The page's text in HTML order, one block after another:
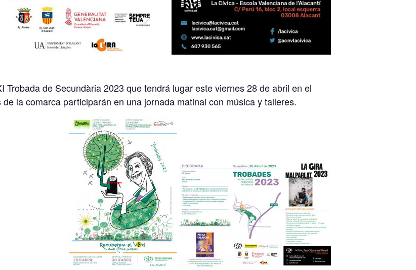
Trobada de Secundària 2023 que tendrá lugar este viernes 28 de abril en el
la comarca participarán en una jornada matinal con música y talleres.